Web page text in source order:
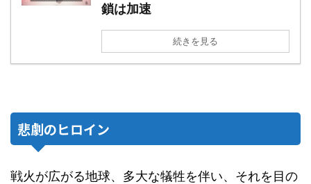
鎖は加速
続きを見る
悲劇のヒロイン
戦火が広がる地球、多大な犠牲を伴い、それを目の